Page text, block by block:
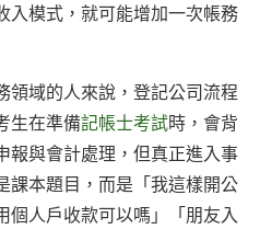
入模式，就可能增加一次帳務
領域的人來說，登記公司流程
生在準備記帳士考試時，會背
報與會計處理，但真正進入事
課本題目，而是「我這樣開公
個人戶收款可以嗎」「朋友入